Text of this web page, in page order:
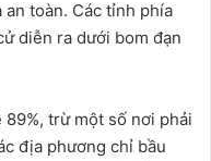
toàn. Các tỉnh phía
diễn ra dưới bom đạn
trừ một số nơi phải
địa phương chỉ bầu